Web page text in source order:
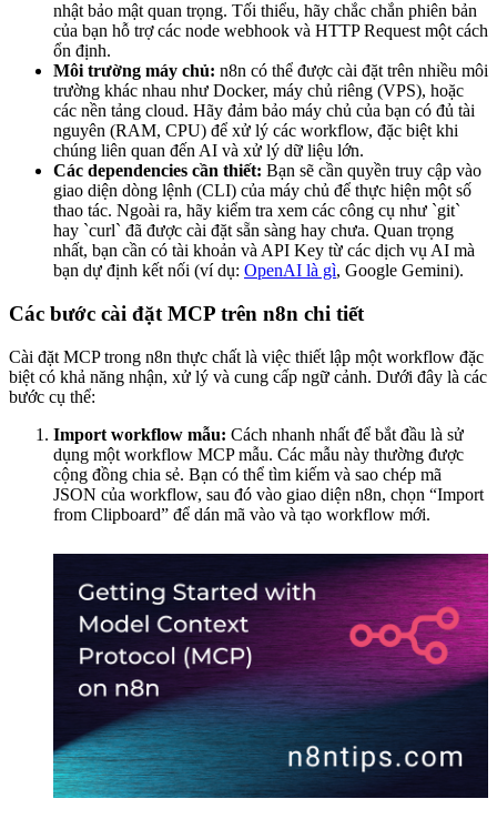
nhật bảo mật quan trọng. Tối thiểu, hãy chắc chắn phiên bản
của bạn hỗ trợ các node webhook và HTTP Request một cách
ổn định.
Môi trường máy chủ: n8n có thể được cài đặt trên nhiều môi
trường khác nhau như Docker, máy chủ riêng (VPS), hoặc
các nền tảng cloud. Hãy đảm bảo máy chủ của bạn có đủ tài
nguyên (RAM, CPU) để xử lý các workflow, đặc biệt khi
chúng liên quan đến AI và xử lý dữ liệu lớn.
Các dependencies cần thiết: Bạn sẽ cần quyền truy cập vào
giao diện dòng lệnh (CLI) của máy chủ để thực hiện một số
thao tác. Ngoài ra, hãy kiểm tra xem các công cụ như `git`
hay `curl` đã được cài đặt sẵn sàng hay chưa. Quan trọng
nhất, bạn cần có tài khoản và API Key từ các dịch vụ AI mà
bạn dự định kết nối (ví dụ: OpenAI là gì, Google Gemini).
Các bước cài đặt MCP trên n8n chi tiết
Cài đặt MCP trong n8n thực chất là việc thiết lập một workflow đặc
biệt có khả năng nhận, xử lý và cung cấp ngữ cảnh. Dưới đây là các
bước cụ thể:
Import workflow mẫu: Cách nhanh nhất để bắt đầu là sử
dụng một workflow MCP mẫu. Các mẫu này thường được
cộng đồng chia sẻ. Bạn có thể tìm kiếm và sao chép mã
JSON của workflow, sau đó vào giao diện n8n, chọn “Import
from Clipboard” để dán mã vào và tạo workflow mới.